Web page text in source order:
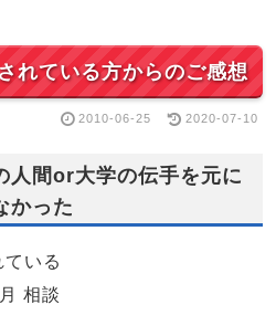
れている方からのご感想
2010-06-25 2020-07-10
人間or大学の伝手を元に
かった
いる
相談